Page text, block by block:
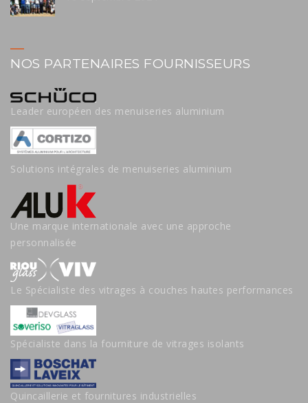
NOS PARTENAIRES FOURNISSEURS
Leader européen des menuiseries aluminium
Solutions intégrales de menuiseries aluminium
Une marque internationale avec une approche
personnalisée
Le Spécialiste des vitrages à couches hautes performances
Spécialiste dans la fourniture de vitrages isolants
Quincaillerie et fournitures industrielles